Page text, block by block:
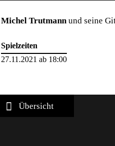
Michel Trutmannund seine
Spielzeiten
27.11.2021 ab 18:00
Übersicht